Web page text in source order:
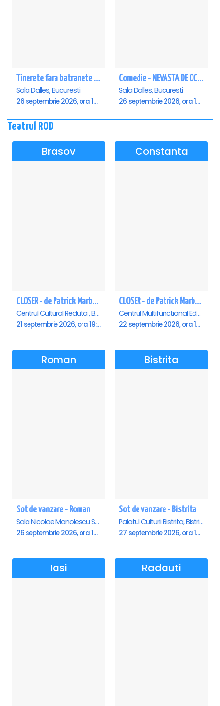
Tinerete fara batranete si viata fara de moarte
Sala Dalles, Bucuresti
26 septembrie 2026, ora 10:30
Comedie - NEVASTA DE OCAZIE !!!
Sala Dalles, Bucuresti
26 septembrie 2026, ora 19:00
Teatrul ROD
Brasov
CLOSER - de Patrick Marber - Premiera - Brasov
Centrul Cultural Reduta , Brasov
21 septembrie 2026, ora 19:00
Constanta
CLOSER - de Patrick Marber - Premiera - Constanta
Centrul Multifunctional Educativ pentru Tineret Jean Constantin, Constanta
22 septembrie 2026, ora 19:00
Roman
Sot de vanzare - Roman
Sala Nicolae Manolescu Strunga (Sala de festivitati a Primariei Roman), Roman
26 septembrie 2026, ora 19:00
Bistrita
Sot de vanzare - Bistrita
Palatul Culturii Bistrita, Bistrita
27 septembrie 2026, ora 19:00
Iasi Radauti